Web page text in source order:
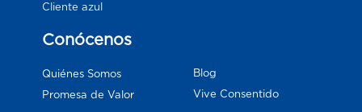
Cliente azul
Conócenos
Quiénes Somos
Promesa de Valor
Blog
Vive Consentido